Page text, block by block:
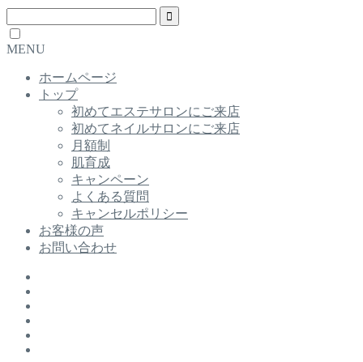
MENU
ホームページ
トップ
初めてエステサロンにご来店
初めてネイルサロンにご来店
月額制
肌育成
キャンペーン
よくある質問
キャンセルポリシー
お客様の声
お問い合わせ